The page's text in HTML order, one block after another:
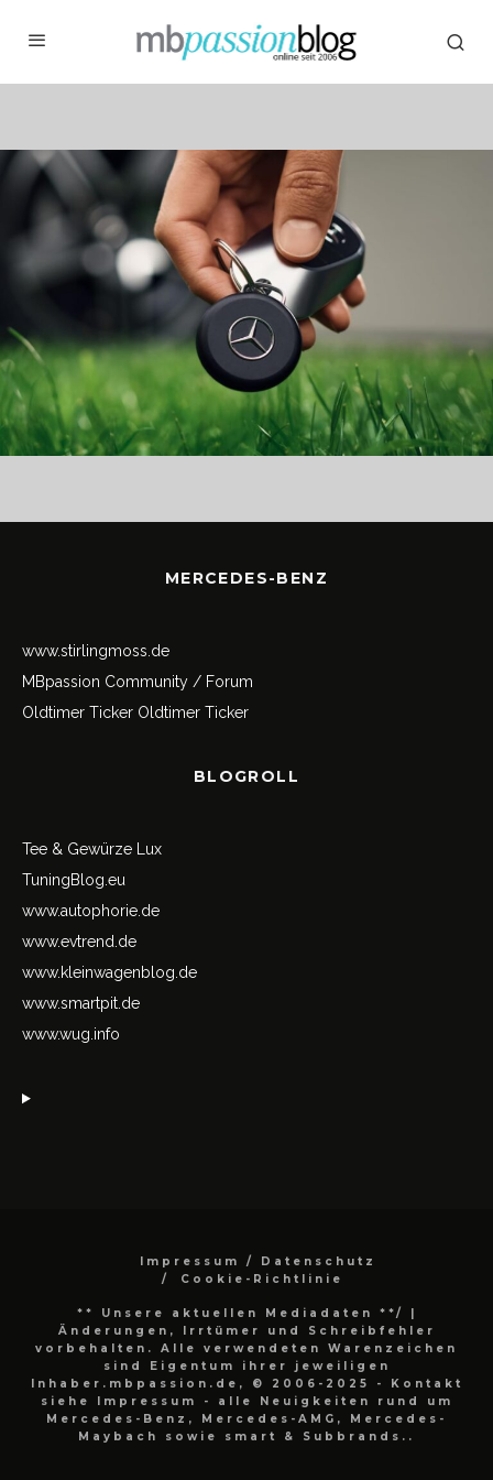
MERCEDES-BENZ
www.stirlingmoss.de
MBpassion Community / Forum
Oldtimer Ticker Oldtimer Ticker
BLOGROLL
Tee & Gewürze Lux
TuningBlog.eu
www.autophorie.de
www.evtrend.de
www.kleinwagenblog.de
www.smartpit.de
www.wug.info
Impressum / Datenschutz
Cookie-Richtlinie
** Unsere aktuellen Mediadaten **/
Änderungen, Irrtümer und Schreibfehler
vorbehalten. Alle verwendeten Warenzeichen
sind Eigentum ihrer jeweiligen
Inhaber.mbpassion.de, © 2006-2025 - Kontakt
siehe Impressum - alle Neuigkeiten rund um
Mercedes-Benz, Mercedes-AMG, Mercedes-
Maybach sowie smart & Subbrands..